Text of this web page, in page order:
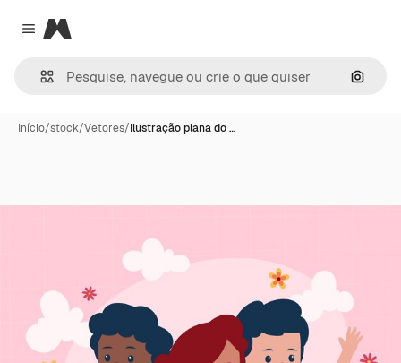
Close menu
Magnific
Início/stock/Vetores/Ilustração plana do …